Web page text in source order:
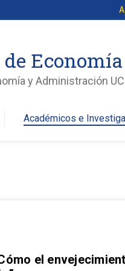
Economía
y Administración UC
Académicos e
el